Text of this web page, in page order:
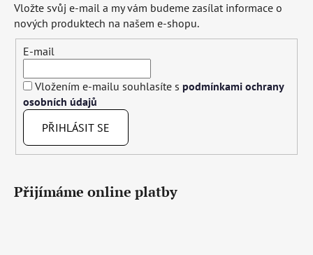
Vložte svůj e-mail a my vám budeme zasílat informace o
nových produktech na našem e-shopu.
E-mail
Vložením e-mailu souhlasíte s podmínkami ochrany
osobních údajů
PŘIHLÁSIT SE
Přijímáme online platby